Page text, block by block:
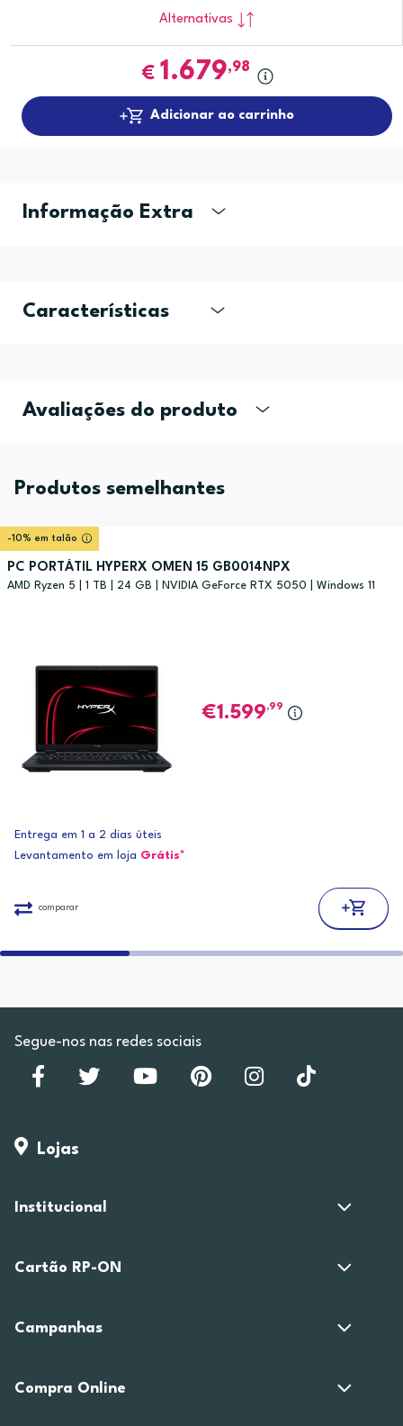
Alternativas
€ 1.679,98
Adicionar ao carrinho
Informação Extra
Características
Avaliações do produto
Produtos semelhantes
-10% em talão
PC PORTÁTIL HYPERX OMEN 15 GB0014NPX
AMD Ryzen 5 | 1 TB | 24 GB | NVIDIA GeForce RTX 5050 | Windows 11
1.599,99
Entrega em 1 a 2 dias úteis
Levantamento em loja Grátis*
comparar
Segue-nos nas redes sociais
Lojas
Institucional
Cartão RP-ON
Campanhas
Compra Online